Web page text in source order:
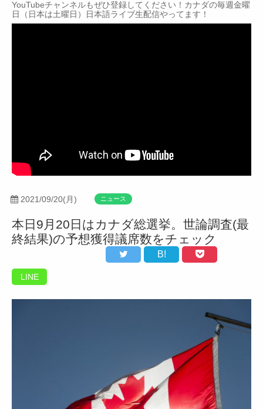
Contact
YouTubeチャンネルもぜひ登録してください！カナダの毎週金曜
日（日本は土曜日）日本語ライブ生配信やってます！
2021/09/20(月) ニュース
本日9月20日はカナダ総選挙。世論調査(最
終結果)の予想獲得議席数をチェック
B!
LINE